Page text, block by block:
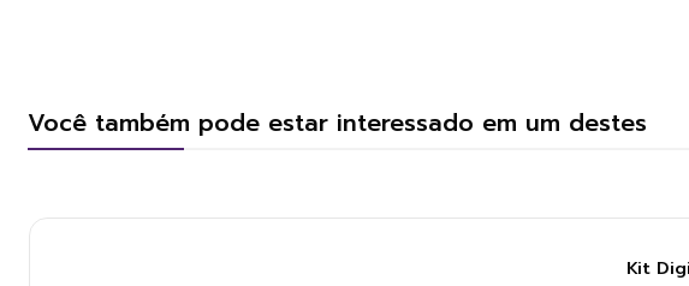
Você também pode estar interessado em um destes
Kit